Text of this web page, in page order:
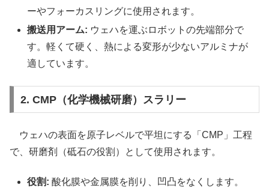
ーやフォーカスリングに使用されます。
搬送用アーム: ウェハを運ぶロボットの先端部分で
す。軽くて硬く、熱による変形が少ないアルミナが
適しています。
2. CMP（化学機械研磨）スラリー
ウェハの表面を原子レベルで平坦にする「CMP」工程
で、研磨剤（砥石の役割）として使用されます。
役割: 酸化膜や金属膜を削り、凹凸をなくします。